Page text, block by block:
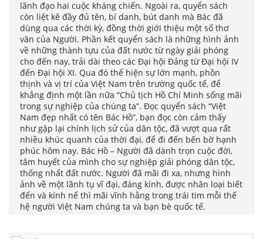
lãnh đạo hai cuộc kháng chiến. Ngoài ra, quyển sách
còn liệt kê đầy đủ tên, bí danh, bút danh mà Bác đã
dùng qua các thời kỳ, đồng thời giới thiệu một số thơ
văn của Người. Phần kết quyển sách là những hình ảnh
về những thành tựu của đất nước từ ngày giải phóng
cho đến nay, trải dài theo các Đại hội Đảng từ Đại hội IV
đến Đại hội XI. Qua đó thể hiện sự lớn mạnh, phồn
thịnh và vị trí của Việt Nam trên trường quốc tế, để
khẳng định một lần nữa “Chủ tịch Hồ Chí Minh sống mãi
trong sự nghiệp của chúng ta”. Đọc quyển sách “Việt
Nam đẹp nhất có tên Bác Hồ”, bạn đọc còn cảm thấy
như gặp lại chính lịch sử của dân tộc, đã vượt qua rất
nhiều khúc quanh của thời đại, để đi đến bến bờ hạnh
phúc hôm nay. Bác Hồ – Người đã dành trọn cuộc đời,
tâm huyết của mình cho sự nghiệp giải phóng dân tộc,
thống nhất đất nước. Người đã mãi đi xa, nhưng hình
ảnh về một lãnh tụ vĩ đại, đáng kính, được nhân loại biết
đến và kính nể thì mãi vĩnh hằng trong trái tim mỗi thế
hệ người Việt Nam chúng ta và bạn bè quốc tế.